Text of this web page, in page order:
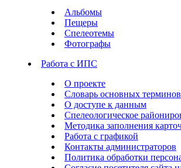
Альбомы
Пещеры
Спелеотемы
Фотографы
Работа с ИПС
О проекте
Словарь основных терминов
О доступе к данным
Спелеологическое
Методика заполнения
Работа с графикой
Контакты администраторов
Политика обработки